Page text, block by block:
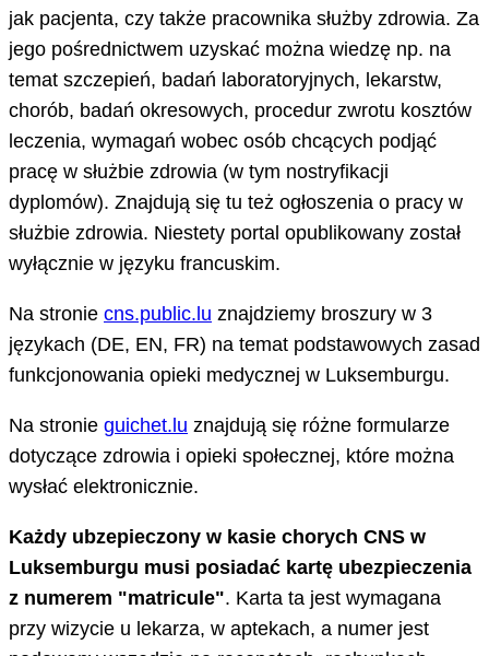
jak pacjenta, czy także pracownika służby zdrowia. Za
jego pośrednictwem uzyskać można wiedzę np. na
temat szczepień, badań laboratoryjnych, lekarstw,
chorób, badań okresowych, procedur zwrotu kosztów
leczenia, wymagań wobec osób chcących podjąć
pracę w służbie zdrowia (w tym nostryfikacji
dyplomów). Znajdują się tu też ogłoszenia o pracy w
służbie zdrowia. Niestety portal opublikowany został
wyłącznie w języku francuskim.
Na stronie cns.public.lu znajdziemy broszury w 3
językach (DE, EN, FR) na temat podstawowych zasad
funkcjonowania opieki medycznej w Luksemburgu.
Na stronie guichet.lu znajdują się różne formularze
dotyczące zdrowia i opieki społecznej, które można
wysłać elektronicznie.
Każdy ubzepieczony w kasie chorych CNS w
Luksemburgu musi posiadać kartę ubezpieczenia
z numerem "matricule". Karta ta jest wymagana
przy wizycie u lekarza, w aptekach, a numer jest